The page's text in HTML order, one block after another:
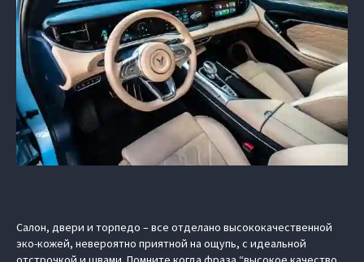
Салон, двери и торпедо – все отделано высококачественной
эко-кожей, невероятно приятной на ощупь, с идеальной